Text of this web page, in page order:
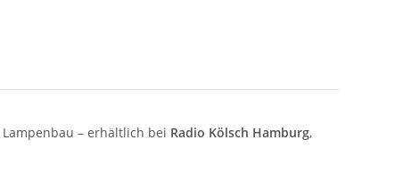
– erhältlich bei Radio Kölsch Hamburg,